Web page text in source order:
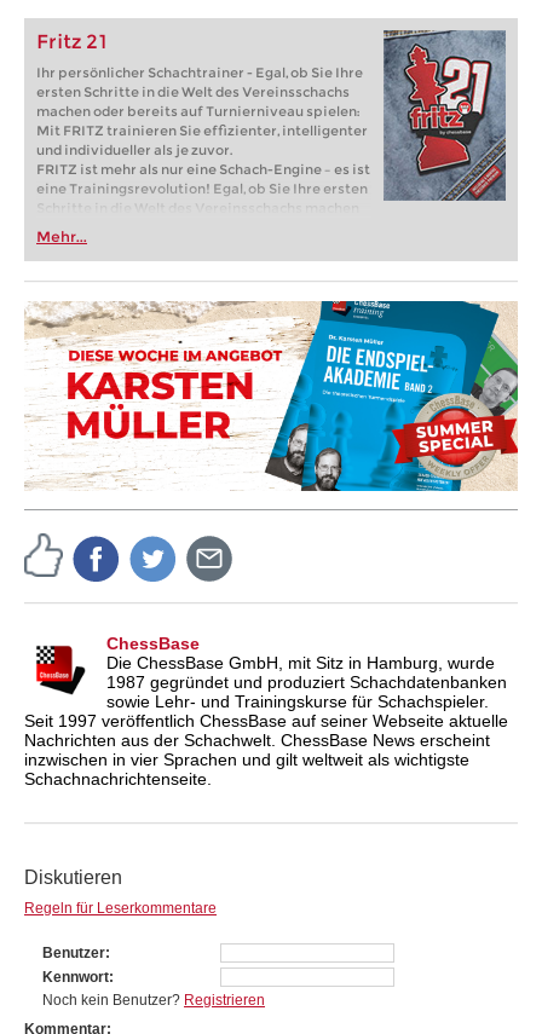
Fritz 21
Ihr persönlicher Schachtrainer - Egal, ob Sie Ihre
ersten Schritte in die Welt des Vereinsschachs
machen oder bereits auf Turnierniveau spielen:
Mit FRITZ trainieren Sie effizienter, intelligenter
und individueller als je zuvor.
FRITZ ist mehr als nur eine Schach-Engine – es ist
eine Trainingsrevolution! Egal, ob Sie Ihre ersten
Schritte in die Welt des Vereinsschachs machen
oder bereits auf Turnierniveau spielen: Mit
FRITZ trainieren Sie effizienter, intelligenter und
individueller als je zuvor.
Mehr...
ChessBase
Die ChessBase GmbH, mit Sitz in Hamburg, wurde
1987 gegründet und produziert Schachdatenbanken
sowie Lehr- und Trainingskurse für Schachspieler.
Seit 1997 veröffentlich ChessBase auf seiner Webseite aktuelle
Nachrichten aus der Schachwelt. ChessBase News erscheint
inzwischen in vier Sprachen und gilt weltweit als wichtigste
Schachnachrichtenseite.
Diskutieren
Regeln für Leserkommentare
Benutzer
Kennwort
Noch kein Benutzer? Registrieren
Kommentar